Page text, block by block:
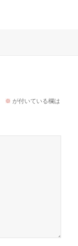
※ が付いている欄は